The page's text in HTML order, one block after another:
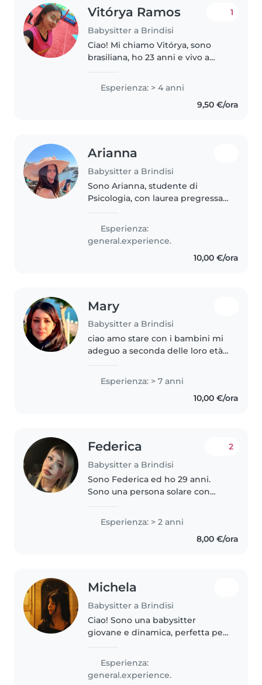
Vitórya Ramos
Babysitter a Brindisi
1
Ciao! Mi chiamo Vitórya, sono
brasiliana, ho 23 anni e vivo a
passione per il mondo
dell'infanzia e un'esperienza di 5
anni nella cura dei bambini di
Esperienza: > 4 anni
9,50 €/ora
Arianna
Babysitter a Brindisi
Sono Arianna, studente di
Psicologia, con laurea pregressa
Società. Lavoro come educatrice
nelle scuole e ho lavorato..
Esperienza:
general.experience.
10,00 €/ora
Mary
Babysitter a Brindisi
ciao amo stare con i bambini mi
adeguo a seconda delle loro età
Esperienza: > 7 anni
10,00 €/ora
Federica
Babysitter a Brindisi
2
Sono Federica ed ho 29 anni.
Sono una persona solare con
Sono anche disponibile a
cucinare, aiutare con i compiti.
Se state cercando una babysitter
Esperienza: > 2 anni
8,00 €/ora
Michela
Babysitter a Brindisi
Ciao! Sono una babysitter
giovane e dinamica, perfetta per
giocare e sono brava con i
compiti. Mi sento a mio agio con
gli animali domestici, cucinare..
Esperienza:
general.experience.